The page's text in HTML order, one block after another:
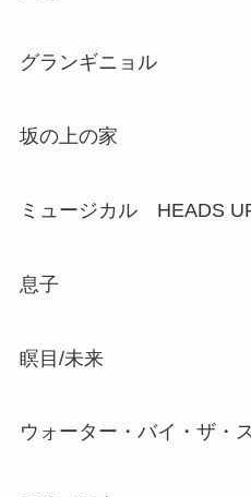
グランギニョル
坂の上の家
ミュージカル HEADS
息子
瞑目/未来
ウォーター・バイ・ザ・